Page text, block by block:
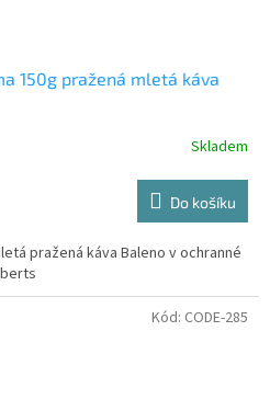
150g pražená mletá káva
Skladem
Do košíku
pražená káva Baleno v ochranné
Kód: CODE-285